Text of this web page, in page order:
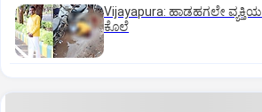
Vijayapura: ಹಾಡಹಗಲೇ ವ್ಯಕ್ತಿಯ
ಕೊಲೆ